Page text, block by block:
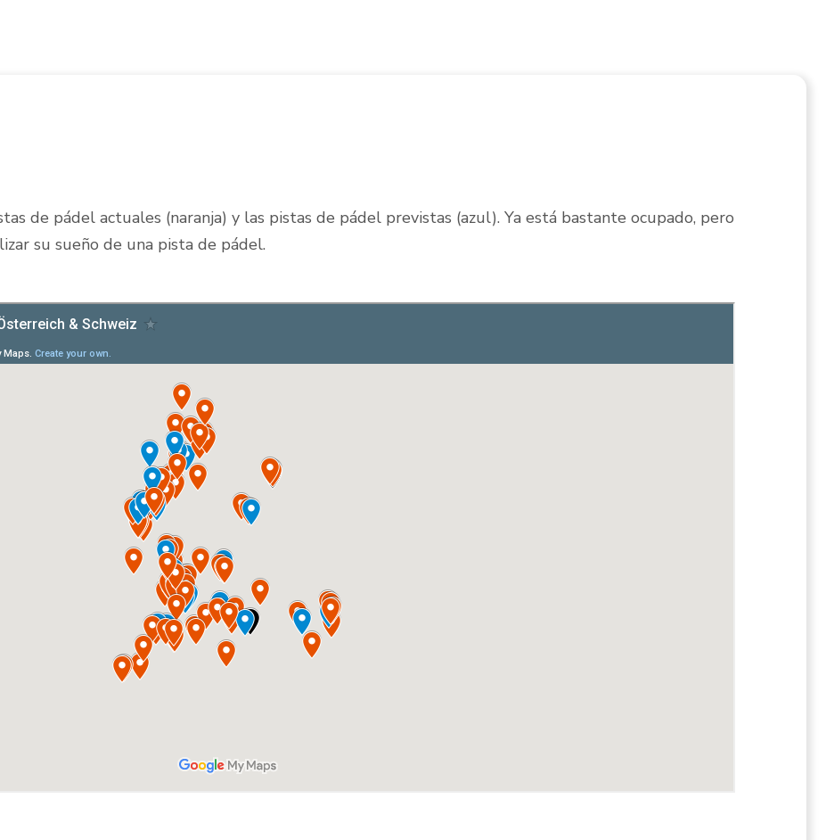
de pádel actuales (naranja) y las pistas de pádel previstas (azul). Ya está bastante ocupado, pero
su sueño de una pista de pádel.